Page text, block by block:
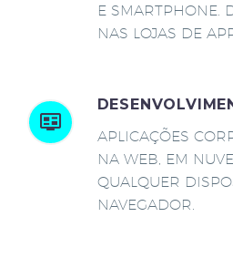
E SMARTPHONE.
NAS LOJAS DE
APLICAÇÕES
NA WEB, EM
QUALQUER
NAVEGADOR.